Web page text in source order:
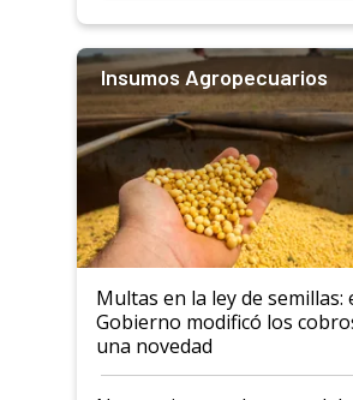
Insumos Agropecuarios
Multas en la ley de semillas:
Gobierno modificó los
una novedad